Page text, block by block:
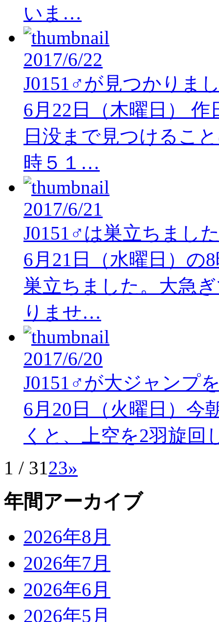
いま…
2017/6/22
J0151♂が見つかりま
6月22日（木曜日）
日没まで見つけるこ
時５１…
2017/6/21
J0151♂は巣立ちまし
6月21日（水曜日）の
巣立ちました。大急
りませ…
2017/6/20
J0151♂が大ジャンプ
6月20日（火曜日）今
くと、上空を2羽旋
1 / 3123»
年間アーカイブ
2026年8月
2026年7月
2026年6月
2026年5月